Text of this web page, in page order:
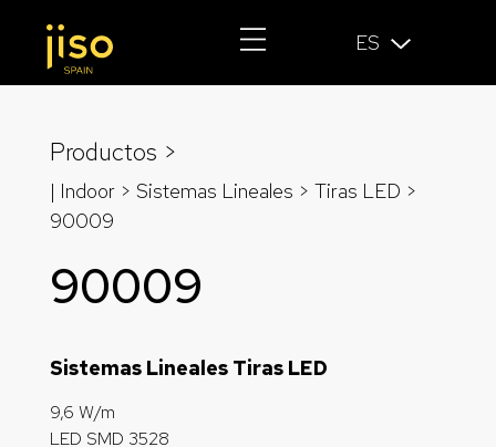
ES
Productos >
| Indoor > Sistemas Lineales > Tiras LED >
90009
90009
Sistemas Lineales Tiras LED
9,6 W/m
LED SMD 3528